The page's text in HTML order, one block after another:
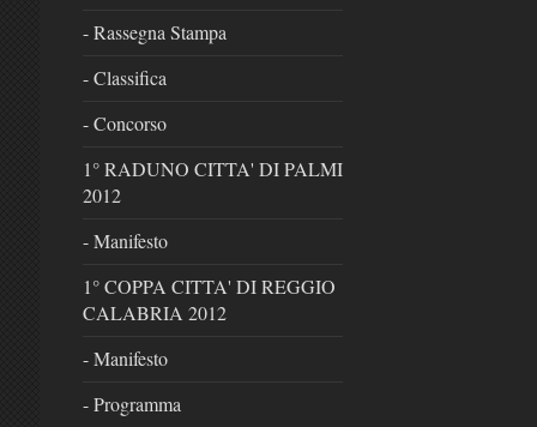
- Rassegna Stampa
- Classifica
- Concorso
1° RADUNO CITTA' DI PALMI
2012
- Manifesto
1° COPPA CITTA' DI REGGIO
CALABRIA 2012
- Manifesto
- Programma